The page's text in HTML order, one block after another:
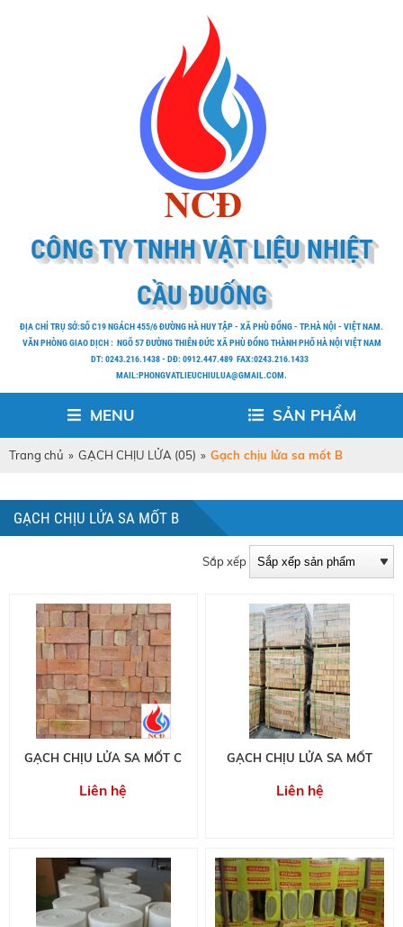
CÔNG TY TNHH VẬT LIỆU NHIỆT
CẦU ĐUỐNG
ĐỊA CHỈ TRỤ SỞ:SỐ C19 NGÁCH 455/6 ĐƯỜNG HÀ HUY TẬP - XÃ PHÙ ĐỔNG - TP.HÀ NỘI - VIỆT NAM.
VĂN PHÒNG GIAO DỊCH : NGÕ 57 ĐƯỜNG THIÊN ĐỨC XÃ PHÙ ĐỔNG THÀNH PHỐ HÀ NỘI VIỆT NAM
DT: 0243.216.1438 - DĐ: 0912.447.489 FAX:0243.216.1433
MAIL:PHONGVATLIEUCHIULUA@GMAIL.COM.
MENU SẢN PHẨM
Trang chủ » GẠCH CHỊU LỬA (05) » Gạch chịu lửa sa mốt B
GẠCH CHỊU LỬA SA MỐT B
Sắp xếp
GẠCH CHỊU LỬA SA MỐT C
Liên hệ
GẠCH CHỊU LỬA SA MỐT
Liên hệ